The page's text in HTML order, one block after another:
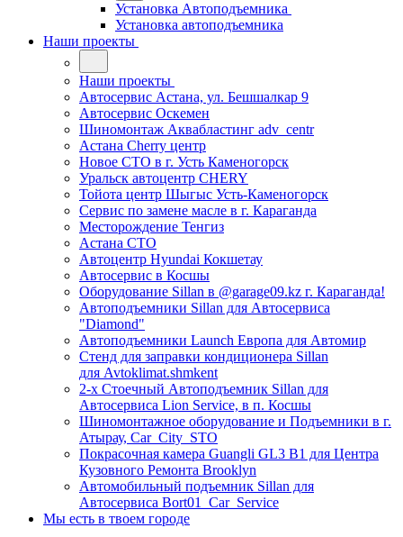
Установка Автоподъемника
Установка автоподъемника
Наши проекты
Наши проекты
Автосервис Астана, ул. Бешшалкар 9
Автосервис Оскемен
Шиномонтаж Аквабластинг adv_centr
Астана Cherry центр
Новое СТО в г. Усть Каменогорск
Уральск автоцентр CHERY
Тойота центр Шыгыс Усть-Каменогорск
Сервис по замене масле в г. Караганда
Месторождение Тенгиз
Астана СТО
Автоцентр Hyundai Кокшетау
Автосервис в Косшы
Оборудование Sillan в @garage09.kz г. Караганда!
Автоподъемники Sillan для Автосервиса
"Diamond"
Автоподъемники Launch Европа для Автомир
Стенд для заправки кондиционера Sillan
для Avtoklimat.shmkent
2-х Стоечный Автоподъемник Sillan для
Автосервиса Lion Service, в п. Косшы
Шиномонтажное оборудование и Подъемники в г.
Атырау, Car_City_STO
Покрасочная камера Guangli GL3 B1 для Центра
Кузовного Ремонта Brooklyn
Автомобильный подъемник Sillan для
Автосервиса Bort01_Car_Service
Мы есть в твоем городе